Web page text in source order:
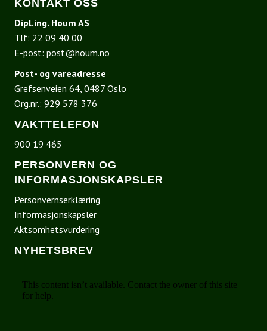
KONTAKT OSS
Dipl.ing. Houm AS
Tlf: 22 09 40 00
E-post: post@houm.no
Post- og vareadresse
Grefsenveien 64, 0487 Oslo
Org.nr.: 929 578 376
VAKTTELEFON
900 19 465
PERSONVERN OG
INFORMASJONSKAPSLER
Personvernserklæring
Informasjonskapsler
Aktsomhetsvurdering
NYHETSBREV